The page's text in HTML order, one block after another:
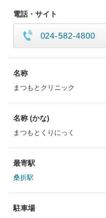
電話・サイト
024-582-4800
名称
まつもとクリニック
名称 (かな)
まつもとくりにっく
最寄駅
桑折駅
駐車場